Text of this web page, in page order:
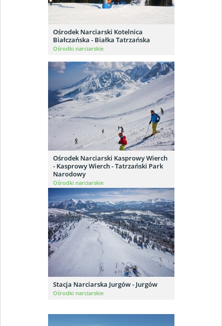
Ośrodek Narciarski Kotelnica
Białczańska - Białka Tatrzańska
Ośrodki narciarskie
Ośrodek Narciarski Kasprowy Wierch
- Kasprowy Wierch - Tatrzański Park
Narodowy
Ośrodki narciarskie
Stacja Narciarska Jurgów - Jurgów
Ośrodki narciarskie